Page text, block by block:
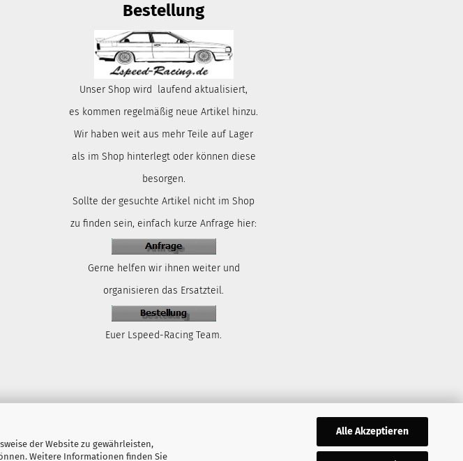
der Website zu gewährleisten,
Weitere Informationen finden Sie
Alle Akzeptieren
Bestellung
Unser Shop wird laufend aktualisiert,
es kommen regelmäßig neue Artikel hinzu.
Wir haben weit aus mehr Teile auf Lager
als im Shop hinterlegt oder können diese
besorgen.
Sollte der gesuchte Artikel nicht im Shop
zu finden sein, einfach kurze Anfrage hier:
Gerne helfen wir ihnen weiter und
organisieren das Ersatzteil.
Euer Lspeed-Racing Team.